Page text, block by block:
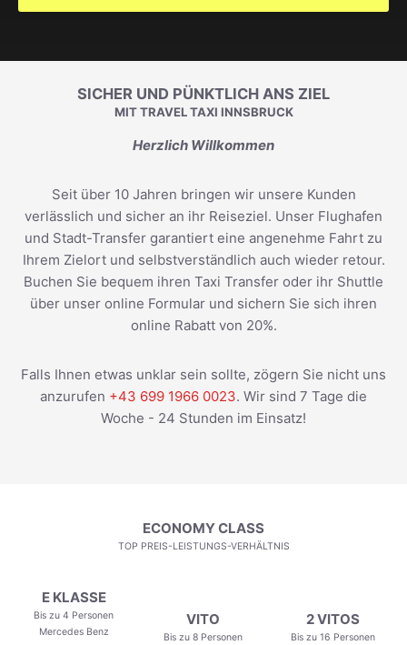
SICHER UND PÜNKTLICH ANS ZIEL
MIT TRAVEL TAXI INNSBRUCK
Herzlich Willkommen
Seit über 10 Jahren bringen wir unsere Kunden
verlässlich und sicher an ihr Reiseziel. Unser Flughafen
und Stadt-Transfer garantiert eine angenehme Fahrt zu
Ihrem Zielort und selbstverständlich auch wieder retour.
Buchen Sie bequem ihren Taxi Transfer oder ihr Shuttle
über unser online Formular und sichern Sie sich ihren
online Rabatt von 20%.
Falls Ihnen etwas unklar sein sollte, zögern Sie nicht uns
anzurufen +43 699 1966 0023. Wir sind 7 Tage die
Woche - 24 Stunden im Einsatz!
ECONOMY CLASS
TOP PREIS-LEISTUNGS-VERHÄLTNIS
E KLASSE
Bis zu 4 Personen
Mercedes Benz
VITO
Bis zu 8 Personen
2 VITOS
Bis zu 16 Personen